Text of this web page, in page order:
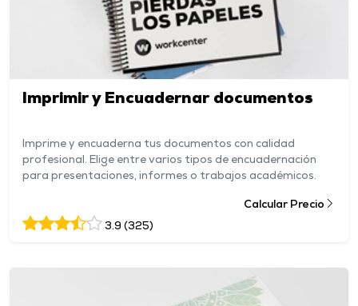
Imprimir y Encuadernar documentos
Imprime y encuaderna tus documentos con calidad
profesional. Elige entre varios tipos de encuadernación
para presentaciones, informes o trabajos académicos.
Calcular Precio
3.9 (325)